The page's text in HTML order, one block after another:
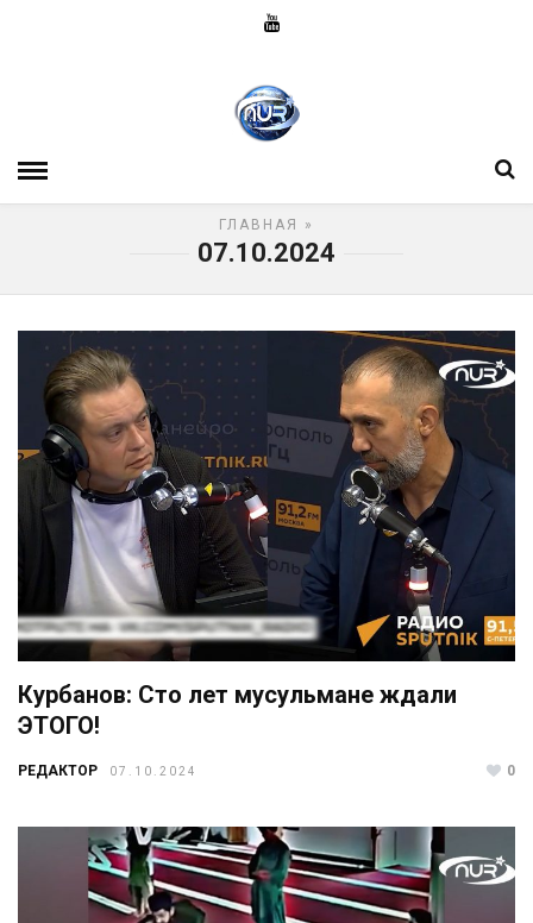
ГЛАВНАЯ »
07.10.2024
Курбанов: Сто лет мусульмане ждали
ЭТОГО!
РЕДАКТОР 07.10.2024 0